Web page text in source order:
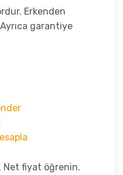
Erkenden
garantiye
Net fiyat öğrenin.